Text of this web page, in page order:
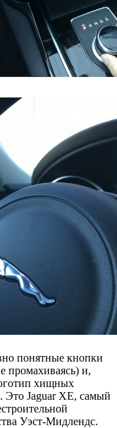
понятные кнопки
промахиваясь) и,
хищных
Это Jaguar XE, самый
Уэст-Мидлендс.